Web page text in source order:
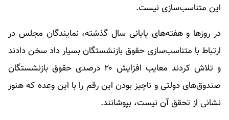
این متناسب‌سازی نیست.
در روزها و هفته‌های پایانی سال گذشته، نمایندگان مجلس در
ارتباط با متناسب‌سازی حقوق بازنشستگان بسیار داد سخن دادند
و تلاش کردند معایب افزایش ۲۰ درصدی حقوق بازنشستگان
صندوق‌های دولتی و ناچیز بودن این رقم را با این وعده که هنوز
نشانی از تحقق آن نیست، بپوشانند.